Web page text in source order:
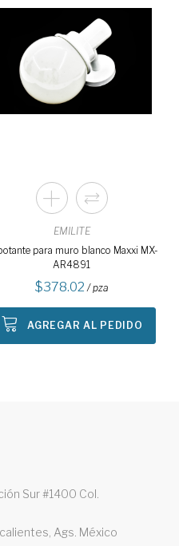
EMILITE
para muro blanco Maxxi MX-
AR4891
378.02 / pza
AGREGAR AL PEDIDO
Sur #1400 Col.
Ags. México